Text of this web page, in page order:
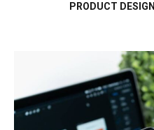
PRODUCT DESIGN